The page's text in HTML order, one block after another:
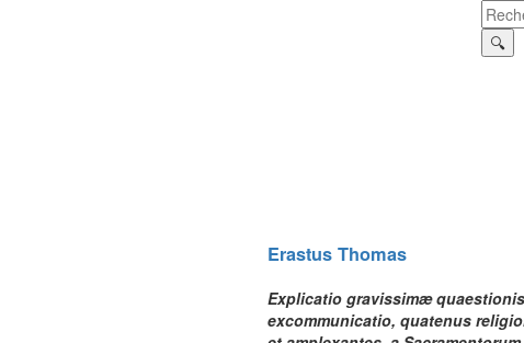
Erastus Thomas
Explicatio gravissimæ
excommunicatio, quatenus